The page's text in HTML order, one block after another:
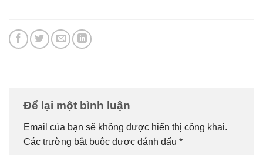
Để lại một bình luận
Email của bạn sẽ không được hiển thị công khai.
Các trường bắt buộc được đánh dấu *